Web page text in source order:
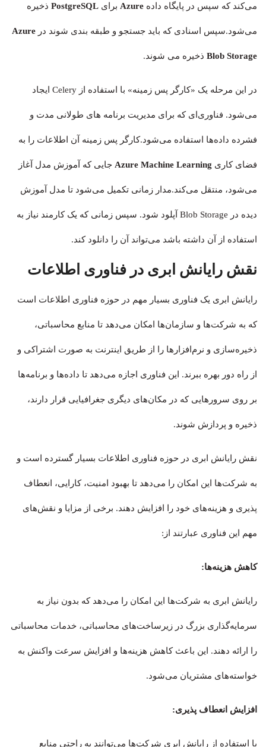
می‌کند که سپس در پایگاه داده Azure برای PostgreSQL ذخیره
می‌شود.سپس اسنادی که باید جستجو و طبقه بندی شوند در Azure
Blob Storage ذخیره می شوند.
در این مرحله یک «کارگر پس زمینه» با استفاده از Celery ایجاد
می‌شود. فناوری‌ای که برای مدیریت برنامه های طولانی مدت و
فشرده داده‌ها استفاده می‌شود.کارگر پس زمینه آن اطلاعات را به
فضای کاری جایی که آموزش مدل آغاز
می‌شود، منتقل می‌کند.مدار زمانی تکمیل می‌شود تا مدل آموزش
دیده در Blob Storage آپلود شود. سپس زمانی که یک کارمند نیاز به
استفاده از آن داشته باشد می‌تواند آن را دانلود کند.
نقش رایانش ابری در فناوری اطلاعات
رایانش ابری یک فناوری بسیار مهم در حوزه فناوری اطلاعات است
که به شرکت‌ها و سازمان‌ها امکان می‌دهد تا منابع محاسباتی،
ذخیره‌سازی و نرم‌افزارها را از طریق اینترنت به صورت اشتراکی و
از راه دور بهره ببرند. این فناوری اجازه می‌دهد تا داده‌ها و برنامه‌ها
بر روی سرورهایی که در مکان‌های دیگری جغرافیایی قرار دارند،
ذخیره و پردازش شوند.
نقش رایانش ابری در حوزه فناوری اطلاعات بسیار گسترده است و
به شرکت‌ها این امکان را می‌دهد تا بهبود امنیت، کارایی، انعطاف
پذیری و هزینه‌های خود را افزایش دهند. برخی از مزایا و نقش‌های
مهم این فناوری عبارتند از:
کاهش هزینه‌ها:
رایانش ابری به شرکت‌ها این امکان را می‌دهد که بدون نیاز به
سرمایه‌گذاری بزرگ در زیرساخت‌های محاسباتی، خدمات محاسباتی
را ارائه دهند. این باعث کاهش هزینه‌ها و افزایش سرعت واکنش به
خواسته‌های مشتریان می‌شود.
افزایش انعطاف پذیری:
با استفاده از رایانش ابری شرکت‌ها می‌توانند به راحتی منابع